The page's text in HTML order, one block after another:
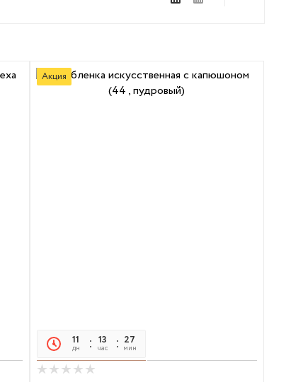
Акция
11
дн
13
час
27
мин